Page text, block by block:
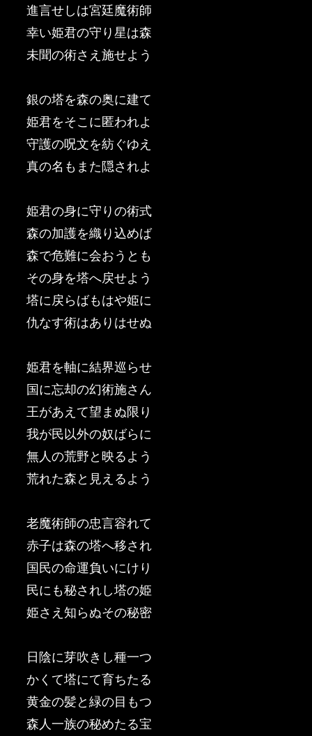
進言せしは宮廷魔術師
幸い姫君の守り星は森
未聞の術さえ施せよう
銀の塔を森の奥に建て
姫君をそこに匿われよ
守護の呪文を紡ぐゆえ
真の名もまた隠されよ
姫君の身に守りの術式
森の加護を織り込めば
森で危難に会おうとも
その身を塔へ戻せよう
塔に戻らばもはや姫に
仇なす術はありはせぬ
姫君を軸に結界巡らせ
国に忘却の幻術施さん
王があえて望まぬ限り
我が民以外の奴ばらに
無人の荒野と映るよう
荒れた森と見えるよう
老魔術師の忠言容れて
赤子は森の塔へ移され
国民の命運負いにけり
民にも秘されし塔の姫
姫さえ知らぬその秘密
日陰に芽吹きし種一つ
かくて塔にて育ちたる
黄金の髪と緑の目もつ
森人一族の秘めたる宝